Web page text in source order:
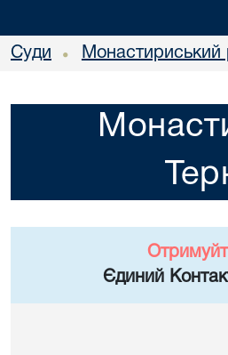
Суди • Монастириський
Єдиний